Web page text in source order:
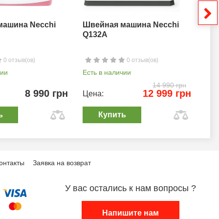
Necchi
0 отзыв(ов)
8 990 грн
Швейная машина Necchi
Q132A
0 отзыв(ов)
Есть в наличии
14 990 грн
Цена: 12 999 грн
Купить
Заявка на возврат
У вас остались к нам вопросы ?
Напишите нам